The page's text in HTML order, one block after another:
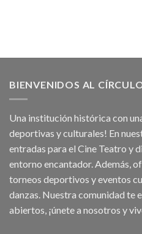
BIENVENIDOS AL
Una institución histórica con
deportivas y culturales! En
entradas para el Cine Teatro y
entorno encantador. Además,
torneos deportivos y eventos
danzas. Nuestra comunidad te
abiertos, ¡únete a nosotros y